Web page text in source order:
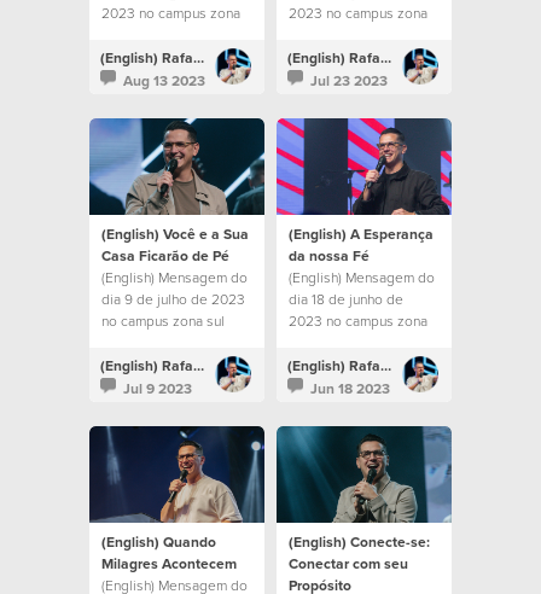
2023 no campus zona
(English) Rafael Bitencourt
Aug 13 2023
2023 no campus zona
(English) Rafael Bitencourt
Jul 23 2023
(English) Você e a Sua
Casa Ficarão de Pé
(English) Mensagem do
dia 9 de julho de 2023
no campus zona sul
(English) Rafael Bitencourt
Jul 9 2023
(English) A Esperança
da nossa Fé
(English) Mensagem do
dia 18 de junho de
2023 no campus zona
(English) Rafael Bitencourt
Jun 18 2023
(English) Quando
Milagres Acontecem
(English) Mensagem do
(English) Conecte-se:
Conectar com seu
Propósito